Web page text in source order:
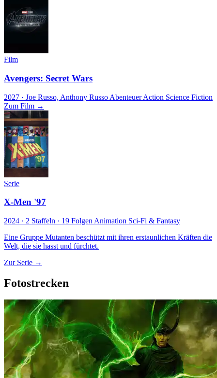
Film
Avengers: Secret Wars
2027 · Joe Russo, Anthony Russo Abenteuer Action Science Fiction
Zum Film →
Serie
X-Men '97
2024 · 2 Staffeln · 19 Folgen Animation Sci-Fi & Fantasy
Eine Gruppe Mutanten beschützt mit ihren erstaunlichen Kräften die
Welt, die sie hasst und fürchtet.
Zur Serie →
Fotostrecken